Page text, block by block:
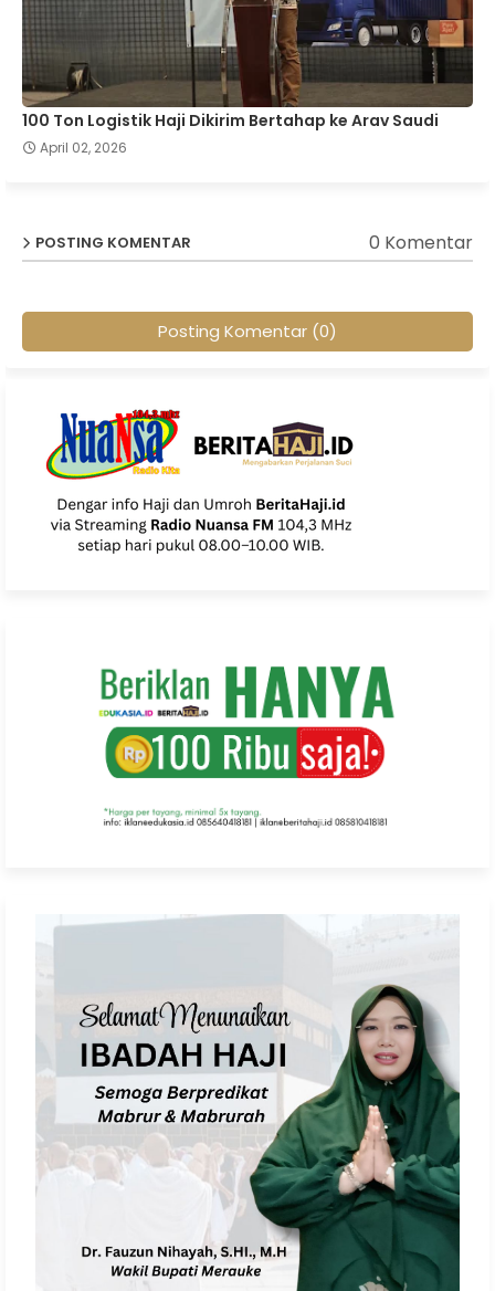
100 Ton Logistik Haji Dikirim Bertahap ke Arav Saudi
April 02, 2026
POSTING KOMENTAR 0 Komentar
Posting Komentar (0)